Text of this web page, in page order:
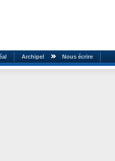
Archipel Nous écrire